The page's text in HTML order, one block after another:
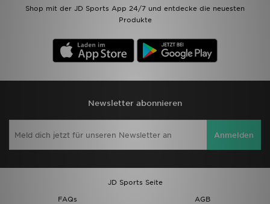
Shop mit der JD Sports App 24/7 und entdecke die neuesten
Produkte
Newsletter abonnieren
Anmelden
JD Sports Seite
FAQs
AGB
Geschenkgutschein